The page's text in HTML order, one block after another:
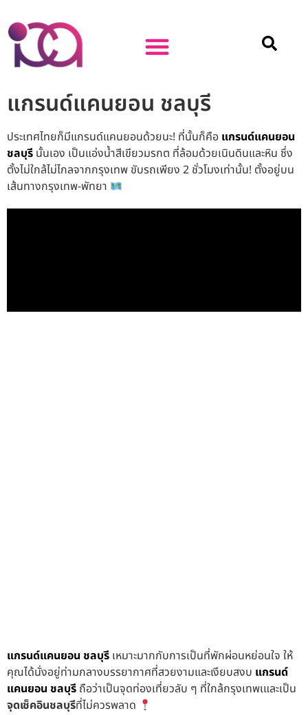
แกรนด์แคนยอน ชลบุรี
ประเทศไทยก็มีแกรนด์แคนยอนด้วยนะ! ที่นั้นก็คือ แกรนด์แคนยอน
ชลบุรี นั้นเอง เป็นแอ่งน้ำสีเขียวมรกต ที่ล้อมด้วยเนินดินและหิน ซึ่ง
ตั้งไม่ใกล้ไม่ไกลจากกรุงเทพ ขับรถเพียง 2 ชั่วโมงเท่านั้น! ตั้งอยู่บน
เส้นทางกรุงเทพ-พัทยา
แกรนด์แคนยอน ชลบุรี เหมาะมากกับการเป็นที่พักผ่อนหย่อนใจ ให้
คุณได้นั่งอยู่ท่ามกลางบรรยากาศที่สวยงามและเงียบสงบ แกรนด์
แคนยอน ชลบุรี ถือว่าเป็นจุดท่องเที่ยวลับ ๆ ที่ใกล้กรุงเทพเและเป็น
จุดเช็คอินชลบุรีที่ไม่ควรพลาด